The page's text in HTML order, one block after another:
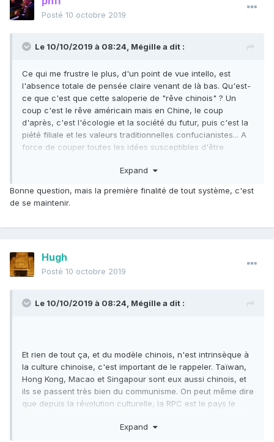
ils se passent très bien du communisme. On peut même dire
Posté 10 octobre 2019
Le 10/10/2019 à 08:24, Mégillea dit :
Ce qui me frustre le plus, d'un point de vue intello, est
l'absence totale de pensée claire venant de là bas. Qu'est-
ce que c'est que cette saloperie de "rêve chinois" ? Un
coup c'est le rêve américain mais en Chine, le coup
d'après, c'est l'écologie et la société du futur, puis c'est la
piété filiale et les valeurs traditionnelles confucianistes... A
force de couper toutes les idées susceptibles d'être
la pensée, et se contentent désormais seulement de
a un simple pragmatisme comptable, une raison seulement
instrumentale, sans aucune réflexivité ni finalité. Je préfère
la culture chinoise, c'est important de le rappeler. Taïwan,
Hong Kong, Macao et Singapour sont eux aussi chinois, et
moins culturellement chinois de la région.
Expand
Bonne question, mais la première finalité de tout système, c'est
de se maintenir.
Hugh
Posté 10 octobre 2019
Le 10/10/2019 à 08:24, Mégillea dit :
Et rien de tout ça, et du modèle chinois, n'est intrinsèque à
la culture chinoise, c'est important de le rappeler. Taïwan,
Hong Kong, Macao et Singapour sont eux aussi chinois, et
ils se passent très bien du communisme. On peut même dire
que depuis la révolution culturelle, la RPC est le pays le
Expand